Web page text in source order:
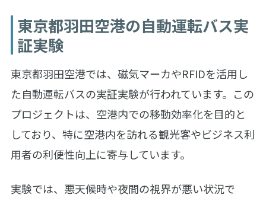
東京都羽田空港の自動運転バス実
証実験
東京都羽田空港では、磁気マーカやRFIDを活用し
た自動運転バスの実証実験が行われています。この
プロジェクトは、空港内での移動効率化を目的と
しており、特に空港内を訪れる観光客やビジネス利
用者の利便性向上に寄与しています。
実験では、悪天候時や夜間の視界が悪い状況で